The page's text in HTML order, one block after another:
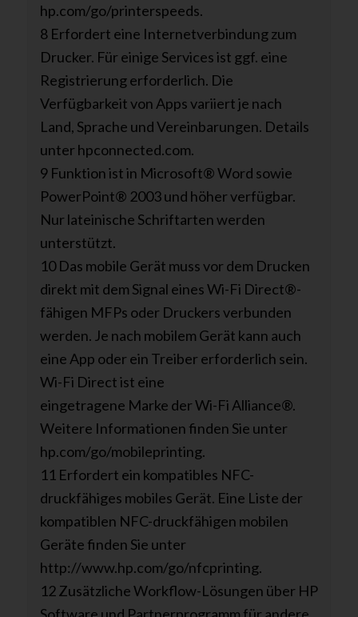
hp.com/go/printerspeeds.
8 Erfordert eine Internetverbindung zum
Drucker. Für einige Services ist ggf. eine
Registrierung erforderlich. Die
Verfügbarkeit von Apps variiert je nach
Land, Sprache und Vereinbarungen. Details
unter hpconnected.com.
9 Funktion ist in Microsoft® Word sowie
PowerPoint® 2003 und höher verfügbar.
Nur lateinische Schriftarten werden
unterstützt.
10 Das mobile Gerät muss vor dem Drucken
direkt mit dem Signal eines Wi-Fi Direct®-
fähigen MFPs oder Druckers verbunden
werden. Je nach mobilem Gerät kann auch
eine App oder ein Treiber erforderlich sein.
Wi-Fi Direct ist eine
eingetragene Marke der Wi-Fi Alliance®.
Weitere Informationen finden Sie unter
hp.com/go/mobileprinting.
11 Erfordert ein kompatibles NFC-
druckfähiges mobiles Gerät. Eine Liste der
kompatiblen NFC-druckfähigen mobilen
Geräte finden Sie unter
http://www.hp.com/go/nfcprinting.
12 Zusätzliche Workflow-Lösungen über HP